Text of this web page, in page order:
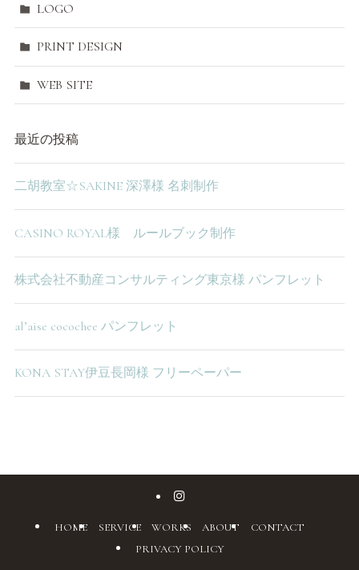
LOGO
PRINT DESIGN
WEB SITE
最近の投稿
二胡教室☆SAKINE 深澤様 名刺制作
CASINO ROYAL様 ルールブック制作
株式会社不動産コンサルティング東京様 パンフレット
al’aise cocochee パンフレット
KONA STAY伊豆長岡様 フリーペーパー
HOME SERVICE WORKS ABOUT
CONTACT
PRIVACY POLICY